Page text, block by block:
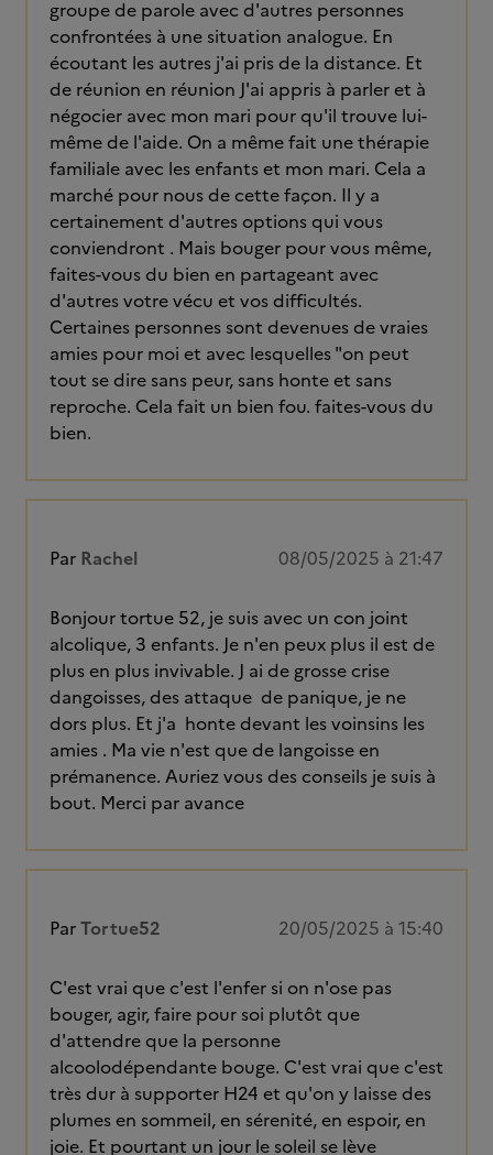
groupe de parole avec d'autres personnes
confrontées à une situation analogue. En
écoutant les autres j'ai pris de la distance. Et
de réunion en réunion J'ai appris à parler et à
négocier avec mon mari pour qu'il trouve lui-
même de l'aide. On a même fait une thérapie
familiale avec les enfants et mon mari. Cela a
marché pour nous de cette façon. Il y a
certainement d'autres options qui vous
conviendront . Mais bouger pour vous même,
faites-vous du bien en partageant avec
d'autres votre vécu et vos difficultés.
Certaines personnes sont devenues de vraies
amies pour moi et avec lesquelles "on peut
tout se dire sans peur, sans honte et sans
reproche. Cela fait un bien fou. faites-vous du
bien.
Par Rachel 08/05/2025 à 21:47
Bonjour tortue 52, je suis avec un con joint
alcolique, 3 enfants. Je n'en peux plus il est de
plus en plus invivable. J ai de grosse crise
dangoisses, des attaque de panique, je ne
dors plus. Et j'a honte devant les voinsins les
amies . Ma vie n'est que de langoisse en
prémanence. Auriez vous des conseils je suis à
bout. Merci par avance
ParTortue52 20/05/2025 à 15:40
C'est vrai que c'est l'enfer si on n'ose pas
bouger, agir, faire pour soi plutôt que
d'attendre que la personne
alcoolodépendante bouge. C'est vrai que c'est
très dur à supporter H24 et qu'on y laisse des
plumes en sommeil, en sérenité, en espoir, en
joie. Et pourtant un jour le soleil se lève